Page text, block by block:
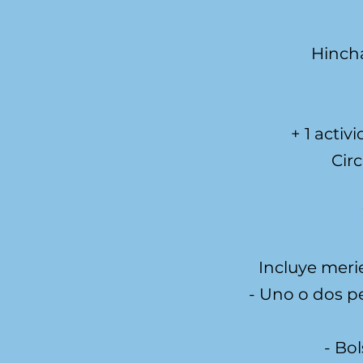
+ 1
Incluye
- Uno o dos
-